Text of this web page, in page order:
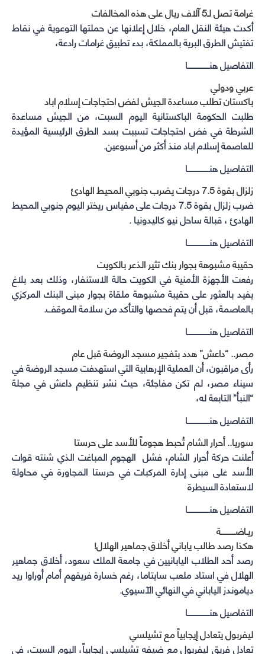
غرامة تصل لـ5 آلاف ريال على هذه المخالفات
أكدت هيئة النقل العام، خلال إعلانها عن حملتها التوعوية في نقاط
تفتيش الطرق البرية بالمملكة، بدء تطبيق غرامات رادعة،
التفاصيل هنــــــــــــــــــا
عربي ودولي
باكستان تطلب مساعدة الجيش لفض احتجاجات إسلام اباد
طلبت الحكومة الباكستانية اليوم السبت، من الجيش مساعدة
الشرطة في فض احتجاجات تسببت بسد الطرق الرئيسية المؤيدة
للعاصمة إسلام اباد منذ أكثر من أسبوعين.
التفاصيل هنــــــــــــــــــا
زلزال بقوة 7.5 درجات يضرب جنوبي المحيط الهادئ
ضرب زلزال بقوة 7.5 درجات على مقياس ريختر اليوم جنوبي المحيط
الهادئ ، قبالة ساحل نيو كاليدونيا .
التفاصيل هنــــــــــــــــــا
حقيبة مشبوهة بجوار بنك تثير الذعر بالكويت
رفعت الأجهزة الأمنية في الكويت حالة الاستنفار، وذلك بعد بلاغ
يفيد بالعثور على حقيبة مشبوهة ملقاة بجوار مبنى البنك المركزي
بالعاصمة، قبل أن يتم فحصها والتأكد من سلامة الموقف.
التفاصيل هنــــــــــــــــــا
مصر.. “داعش” هدد بتفجير مسجد الروضة قبل عام
رأى مراقبون، أن العملية الإرهابية التي استهدفت مسجد الروضة في
سيناء مصر، لم تكن مفاجئة، حيث نشر تنظيم داعش في مجلة
“النبأ” التابعة له،
التفاصيل هنــــــــــــــــــا
سوريا.. أحرار الشام تُحبط هجوماً للأسد على حرستا
أعلنت حركة أحرار الشام، فشل الهجوم المباغت الذي شنته قوات
الأسد على مبنى إدارة المركبات في حرستا المجاورة في محاولة
لاستعادة السيطرة
التفاصيل هنــــــــــــــــــا
ريـاضــــــــــــة
هكذا رصد طالب ياباني أخلاق جماهير الهلال!
رصد أحد الطلاب اليابانيين في جامعة الملك سعود، أخلاق جماهير
الهلال في استاد ملعب سايتاما، رغم خسارة فريقهم أمام أوراوا ريد
دياموندز الياباني في النهائي الآسيوي.
التفاصيل هنــــــــــــــــــا
ليفربول يتعادل إيجابياً مع تشيلسي
تعادل فريق ليفربول مع ضيفه تشيلسي إيجابياً، اليوم السبت، في